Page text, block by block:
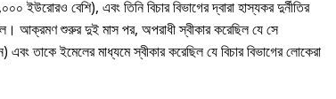
বেশি), এবং তিনি বিচার বিভাগের দ্বারা হাস্যকর দুর্নীতির
আক্রমণ শুরুর দুই মাস পর, অপরাধী স্বীকার করেছিল যে সে
এবং তাকে ইমেলের মাধ্যমে স্বীকার করেছিল যে বিচার বিভাগের লোকেরা